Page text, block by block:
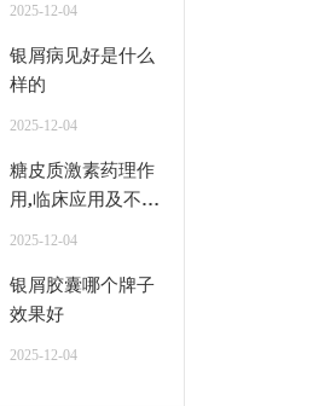
2025-12-04
银屑病见好是什么
样的
2025-12-04
糖皮质激素药理作
用,临床应用及不良
2025-12-04
银屑胶囊哪个牌子
效果好
2025-12-04